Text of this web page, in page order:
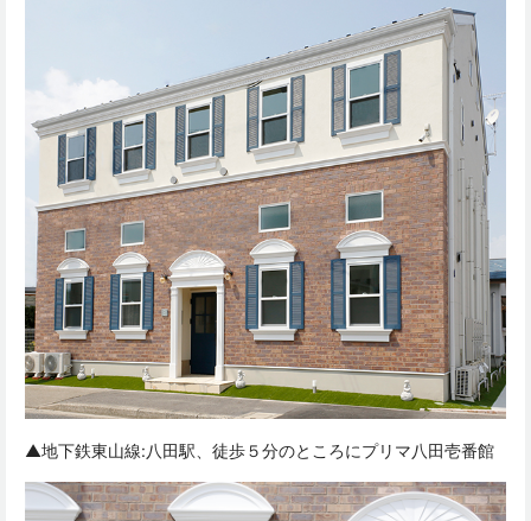
▲地下鉄東山線:八田駅、徒歩５分のところにプリマ八田壱番館